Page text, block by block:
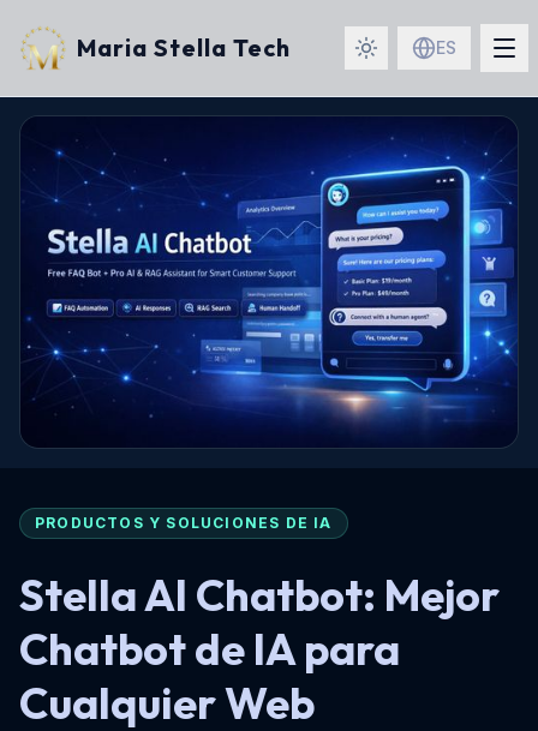
Maria Stella Tech ES
PRODUCTOS Y SOLUCIONES DE IA
Stella AI Chatbot: Mejor
Chatbot de IA para
Cualquier Web